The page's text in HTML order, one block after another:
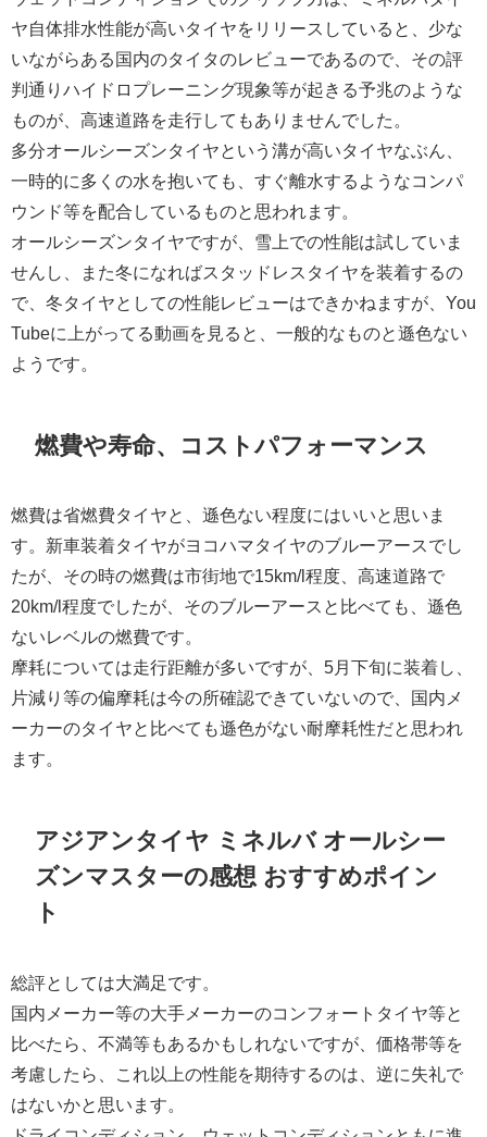
ヤ自体排水性能が高いタイヤをリリースしていると、少な
いながらある国内のタイタのレビューであるので、その評
判通りハイドロプレーニング現象等が起きる予兆のような
ものが、高速道路を走行してもありませんでした。
多分オールシーズンタイヤという溝が高いタイヤなぶん、
一時的に多くの水を抱いても、すぐ離水するようなコンパ
ウンド等を配合しているものと思われます。
オールシーズンタイヤですが、雪上での性能は試していま
せんし、また冬になればスタッドレスタイヤを装着するの
で、冬タイヤとしての性能レビューはできかねますが、You
Tubeに上がってる動画を見ると、一般的なものと遜色ない
ようです。
燃費や寿命、コストパフォーマンス
燃費は省燃費タイヤと、遜色ない程度にはいいと思いま
す。新車装着タイヤがヨコハマタイヤのブルーアースでし
たが、その時の燃費は市街地で15km/l程度、高速道路で
20km/l程度でしたが、そのブルーアースと比べても、遜色
ないレベルの燃費です。
摩耗については走行距離が多いですが、5月下旬に装着し、
片減り等の偏摩耗は今の所確認できていないので、国内メ
ーカーのタイヤと比べても遜色がない耐摩耗性だと思われ
ます。
アジアンタイヤ ミネルバ オールシー
ズンマスターの感想 おすすめポイン
ト
総評としては大満足です。
国内メーカー等の大手メーカーのコンフォートタイヤ等と
比べたら、不満等もあるかもしれないですが、価格帯等を
考慮したら、これ以上の性能を期待するのは、逆に失礼で
はないかと思います。